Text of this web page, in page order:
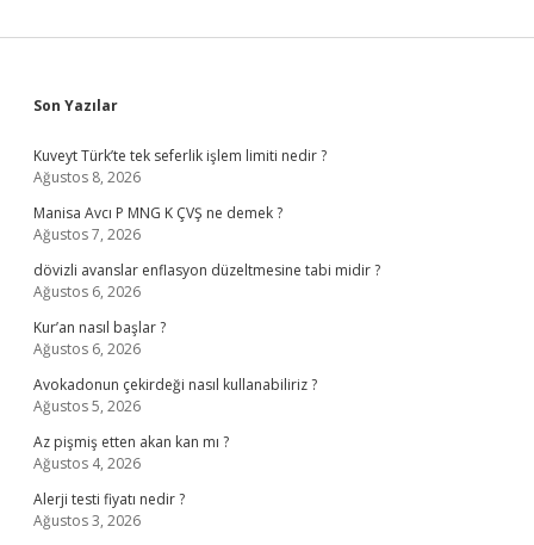
Sidebar
Son Yazılar
Kuveyt Türk’te tek seferlik işlem limiti nedir ?
Ağustos 8, 2026
Manisa Avcı P MNG K ÇVŞ ne demek ?
Ağustos 7, 2026
dövizli avanslar enflasyon düzeltmesine tabi midir ?
Ağustos 6, 2026
Kur’an nasıl başlar ?
Ağustos 6, 2026
Avokadonun çekirdeği nasıl kullanabiliriz ?
Ağustos 5, 2026
Az pişmiş etten akan kan mı ?
Ağustos 4, 2026
Alerji testi fiyatı nedir ?
Ağustos 3, 2026